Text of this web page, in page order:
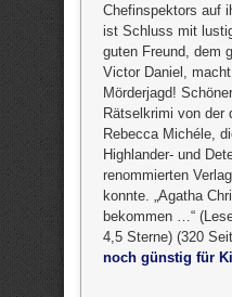
Chefinspektors auf
ist Schluss mit
guten Freund, dem
Victor Daniel,
Mörderjagd!
Rätselkrimi von der
Rebecca Michéle,
Highlander- und
renommierten
konnte. „Agatha
bekommen …“
4,5 Sterne) (320
noch günstig für